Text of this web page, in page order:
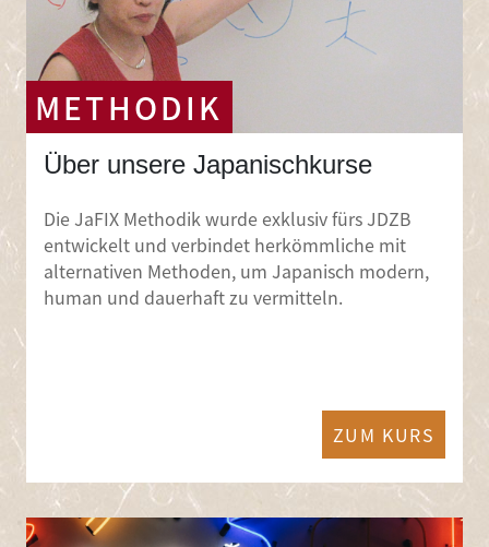
METHODIK
Über unsere Japanischkurse
Die JaFIX Methodik wurde exklusiv fürs JDZB
entwickelt und verbindet herkömmliche mit
alternativen Methoden, um Japanisch modern,
human und dauerhaft zu vermitteln.
ZUM KURS